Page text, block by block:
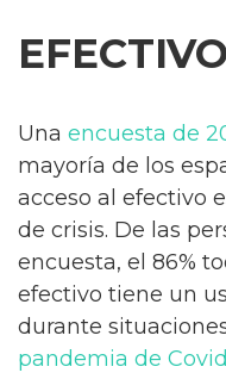
Una encuesta de
mayoría de los
acceso al efectivo
de crisis. De las
encuesta, el 86%
efectivo tiene un
durante
pandemia de